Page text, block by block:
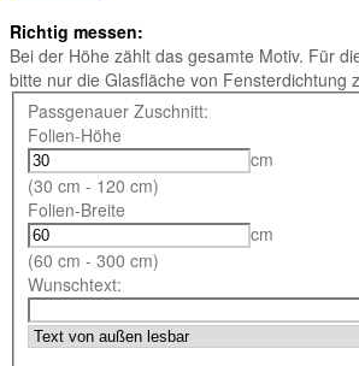
Richtig messen:
Bei der Höhe zählt das gesamte Motiv. Für
bitte nur die Glasfläche von Fensterdichtung
Passgenauer Zuschnitt:
Folien-Höhe
cm
(30 cm - 120 cm)
Folien-Breite
cm
(60 cm - 300 cm)
Wunschtext: